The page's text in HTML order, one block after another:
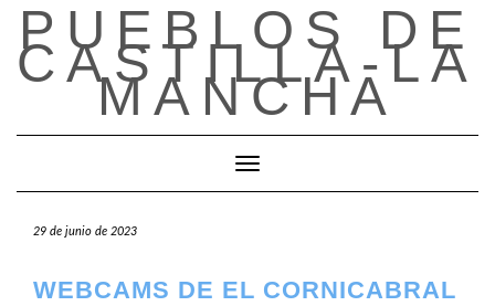
Saltar
contenido
PUEBLOS DE
CASTILLA-LA
MANCHA
Cambiar modo de navegación
29 de junio de 2023
WEBCAMS DE EL CORNICABRAL